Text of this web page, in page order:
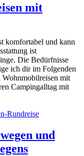
mit
komfortabel und kann
ist
Die Bedürfnisse
ich dir im Folgenden
Wohnmobilreisen mit
Campingalltag mit
und